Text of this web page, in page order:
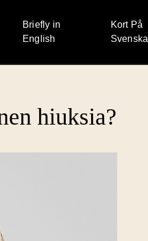
Briefly in
English
Kort På
Svenska
hiuksia?